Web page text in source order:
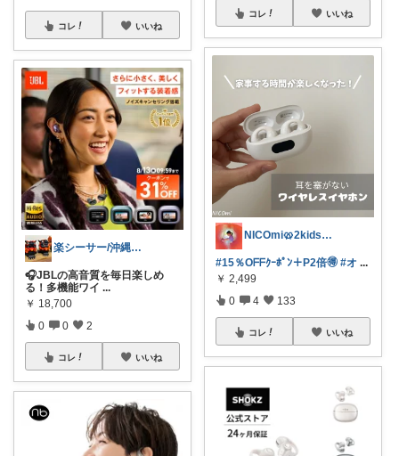
コレ いいね
楽シーサー/沖縄好きのおすすめROOM
🎧JBLの高音質を毎日楽しめ
る！多機能ワイ ...
￥ 18,700
0 0 2
コレ いいね
コレ いいね
NICOmi🥨2kidsママ👦👧
#15％Oᖴᖴｸｰﾎﾟﾝ＋P2倍🉐 #オ ...
￥ 2,499
0 4 133
コレ いいね